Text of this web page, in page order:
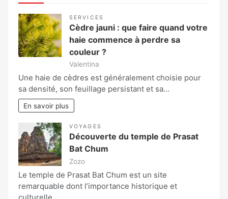
SERVICES
Cèdre jauni : que faire quand votre
haie commence à perdre sa
couleur ?
Valentina
Une haie de cèdres est généralement choisie pour
sa densité, son feuillage persistant et sa…
En savoir plus
VOYAGES
Découverte du temple de Prasat
Bat Chum
Zozo
Le temple de Prasat Bat Chum est un site
remarquable dont l’importance historique et